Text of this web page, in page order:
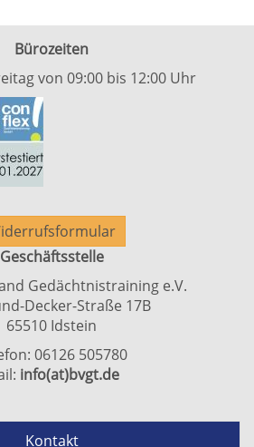
Bürozeiten
von 09:00 bis 12:00 Uhr
Geschäftsstelle
Gedächtnistraining e.V.
Decker-Straße 17B
65510 Idstein
06126 505780
info(at)bvgt.de
Kontakt